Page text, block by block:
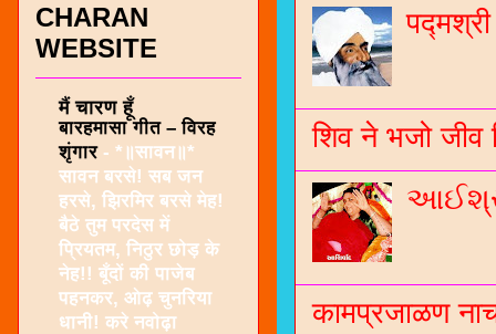
शिव ने भजो जीव
कामप्रजाळण
CHARAN
WEBSITE
मैं चारण हूँ
बारहमासा गीत – विरह
शृंगार - *॥सावन॥*
सावन बरसे! सब जन
हरसे, झिरमिर बरसे मेह!
बैठे तुम परदेस में
प्रियतम, निठुर छोड़ के
नेह!! बूँदों की पाजेब
पहनकर, ओढ़ चुनरिया
धानी! करे नवोढ़ा